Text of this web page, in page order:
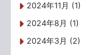
2024年11月 (1)
2024年8月 (1)
2024年3月 (2)